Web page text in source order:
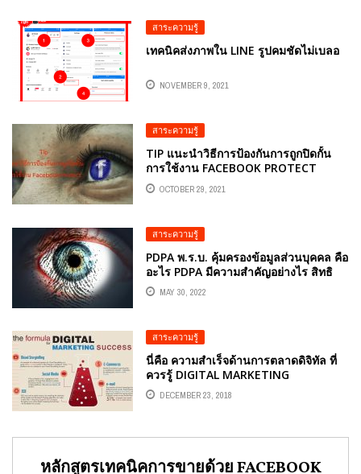
สาระความรู้
เทคนิคส่งภาพใน LINE รูปคมชัดไม่เบลอ
NOVEMBER 9, 2021
สาระความรู้
TIP แนะนำวิธีการป้องกันการถูกปิดกั้น
การใช้งาน FACEBOOK PROTECT
OCTOBER 29, 2021
สาระความรู้
PDPA พ.ร.บ. คุ้มครองข้อมูลส่วนบุคคล คือ
อะไร PDPA มีความสำคัญอย่างไร สิทธิ
ของเจ้าของข้อมูล PDPA
MAY 30, 2022
สาระความรู้
นี่คือ ความสำเร็จด้านการตลาดดิจิทัล ที่
ควรรู้ DIGITAL MARKETING
DECEMBER 23, 2018
หลักสูตรเทคนิคการขายด้วย FACEBOOK